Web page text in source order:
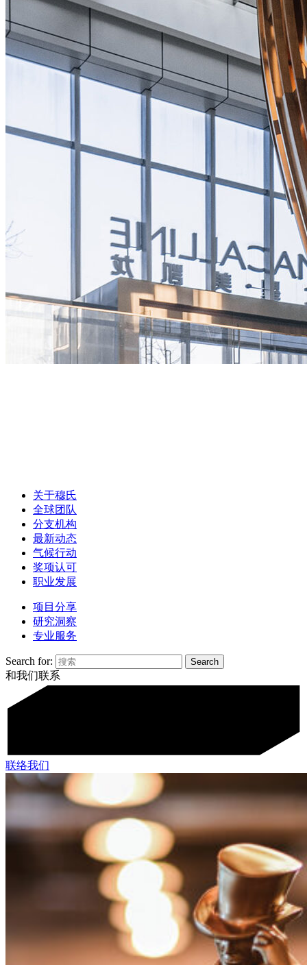
关于穆氏
全球团队
分支机构
最新动态
气候行动
奖项认可
职业发展
项目分享
研究洞察
专业服务
Search for:
和我们联系
联络我们